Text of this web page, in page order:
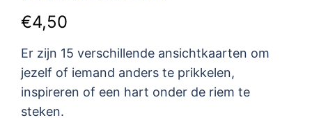
€4,50
Er zijn 15 verschillende ansichtkaarten om
jezelf of iemand anders te prikkelen,
inspireren of een hart onder de riem te
steken.